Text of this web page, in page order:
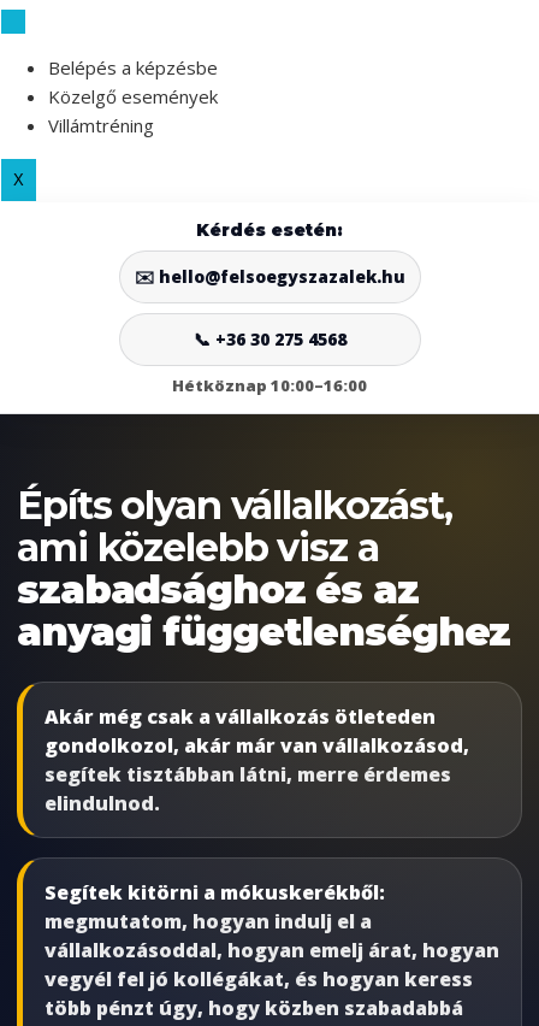
Skip
contentBelépés a képzésbe
Közelgő események
Villámtréning
X
Kérdés esetén:
✉️ hello@felsoegyszazalek.hu
📞 +36 30 275 4568
Hétköznap 10:00–16:00
Építs olyan vállalkozást,
ami közelebb visz a
szabadsághoz és az
anyagi függetlenséghez
Akár még csak a vállalkozás ötleteden
gondolkozol, akár már van vállalkozásod,
segítek tisztábban látni, merre érdemes
elindulnod.
Segítek kitörni a mókuskerékből:
megmutatom, hogyan indulj el a
vállalkozásoddal, hogyan emelj árat, hogyan
vegyél fel jó kollégákat, és hogyan keress
több pénzt úgy, hogy közben szabadabbá